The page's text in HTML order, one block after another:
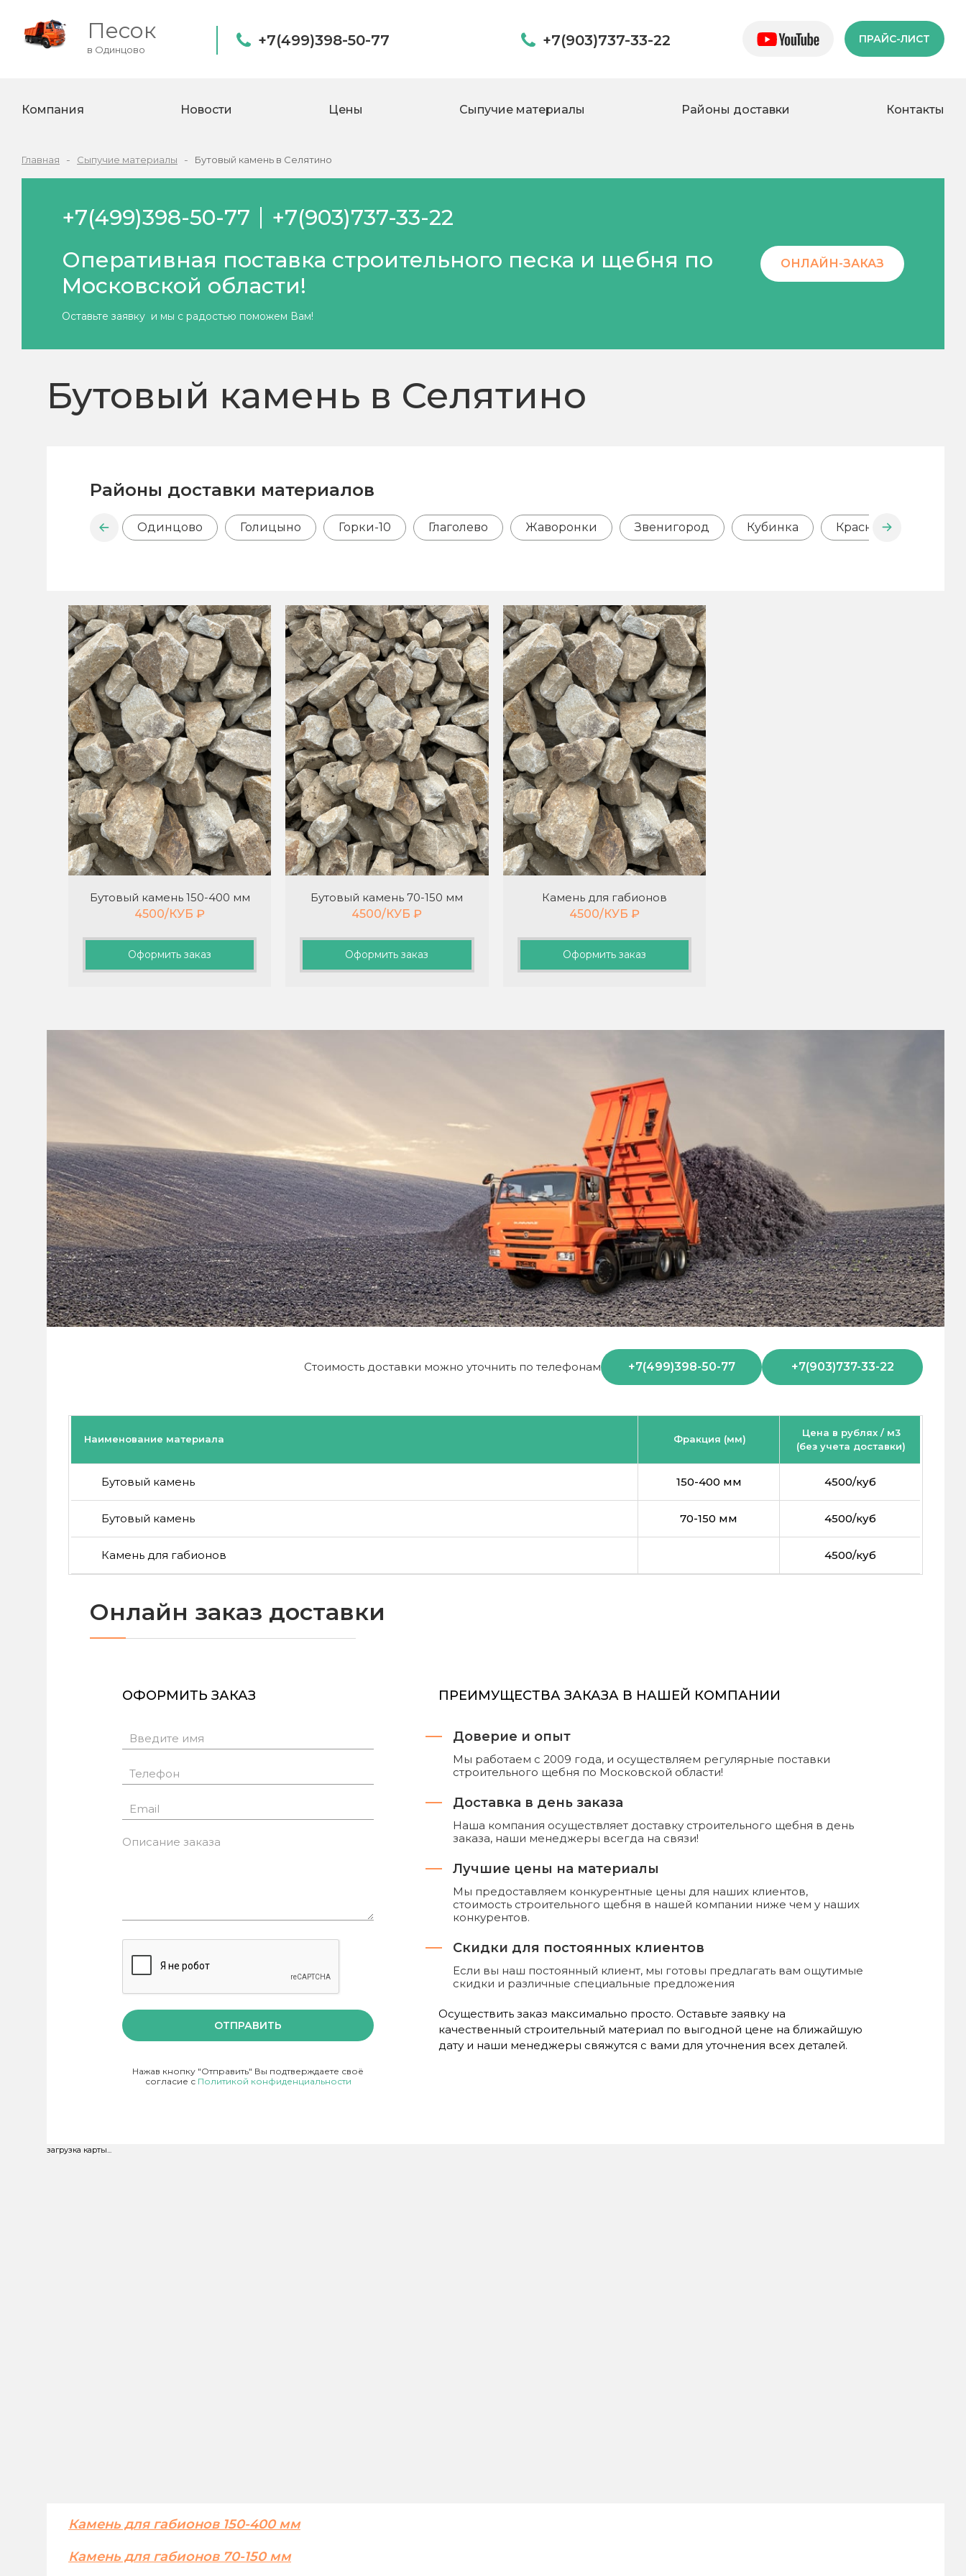
Песок
в Одинцово
+7(499)398-50-77 +7(903)737-33-22 ПРАЙС-ЛИСТ
Компания Новости Цены Сыпучие материалы Районы доставки Контакты
Главная Сыпучие материалы Бутовый камень в Селятино
+7(499)398-50-77
+7(903)737-33-22
Оперативная поставка строительного песка и щебня по
Московской области!
Оставьте заявку и мы с радостью поможем Вам!
ОНЛАЙН-ЗАКАЗ
Бутовый камень в Селятино
Районы доставки материалов
Одинцово Голицыно Горки-10 Глаголево Жаворонки Звенигород Кубинка Краснознаменск
Бутовый камень 150-400 мм
4500/КУБ ₽
Оформить заказ
Бутовый камень 70-150 мм
4500/КУБ ₽
Оформить заказ
Камень для габионов
4500/КУБ ₽
Оформить заказ
Стоимость доставки можно уточнить по телефонам +7(499)398-50-77 +7(903)737-33-22
Наименование материала Фракция (мм)
Цена в рублях / м3
(без учета доставки)
Бутовый камень 150-400 мм 4500/куб
Бутовый камень 70-150 мм 4500/куб
Камень для габионов 4500/куб
Онлайн заказ доставки
ОФОРМИТЬ ЗАКАЗ
ОТПРАВИТЬ
Нажав кнопку "Отправить" Вы подтверждаете своё
согласие с Политикой конфиденциальности
ПРЕИМУЩЕСТВА ЗАКАЗА В НАШЕЙ КОМПАНИИ
Доверие и опыт
Мы работаем с 2009 года, и осуществляем регулярные поставки
строительного щебня по Московской области!
Доставка в день заказа
Наша компания осуществляет доставку строительного щебня в день
заказа, наши менеджеры всегда на связи!
Лучшие цены на материалы
Мы предоставляем конкурентные цены для наших клиентов,
стоимость строительного щебня в нашей компании ниже чем у наших
конкурентов.
Скидки для постоянных клиентов
Если вы наш постоянный клиент, мы готовы предлагать вам ощутимые
скидки и различные специальные предложения
Осуществить заказ максимально просто. Оставьте заявку на
качественный строительный материал по выгодной цене на ближайшую
дату и наши менеджеры свяжутся с вами для уточнения всех деталей.
загрузка карты...
Камень для габионов 150-400 мм
Камень для габионов 70-150 мм